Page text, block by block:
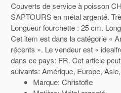
Couverts de service à poisson
SAPTOURS en métal argenté.
Longueur fourchette : 25 cm.
Cet item est dans la catégorie «
récents ». Le vendeur est «
dans ce pays: FR. Cet article
suivants: Amérique, Europe,
Marque: Christofle